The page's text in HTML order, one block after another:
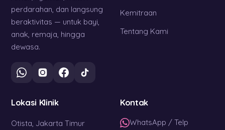
perdarahan, dan langsung
beraktivitas — untuk bayi,
anak, remaja, hingga
dewasa.
Kemitraan
Tentang Kami
Lokasi Klinik
Otista, Jakarta Timur
Kontak
WhatsApp / Telp